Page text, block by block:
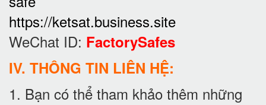
https://ketsat.business.site
WeChat ID: FactorySafes
IV. THÔNG TIN LIÊN HỆ:
1. Bạn có thể tham khảo thêm những